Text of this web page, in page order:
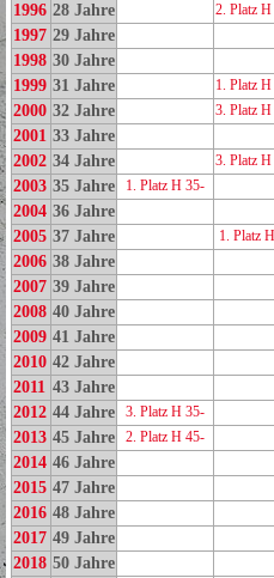
1996 28 Jahre 2. Platz
1997 29 Jahre
1998 30 Jahre
1999 31 Jahre 1. Platz
2000 32 Jahre 3. Platz
2001 33 Jahre
2002 34 Jahre 3. Platz
2003 35 Jahre 1. Platz H 35-
2004 36 Jahre
2005 37 Jahre 1. Platz
2006 38 Jahre
2007 39 Jahre
2008 40 Jahre
2009 41 Jahre
2010 42 Jahre
2011 43 Jahre
2012 44 Jahre 3. Platz H 35-
2013 45 Jahre 2. Platz H 45-
2014 46 Jahre
2015 47 Jahre
2016 48 Jahre
2017 49 Jahre
2018 50 Jahre